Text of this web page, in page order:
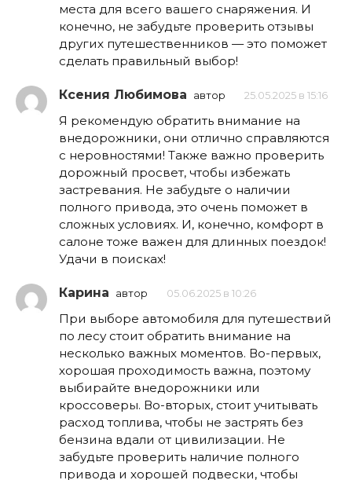
места для всего вашего снаряжения. И
конечно, не забудьте проверить отзывы
других путешественников — это поможет
сделать правильный выбор!
Ксения Любимова автор 25.05.2025 в 15:16
Я рекомендую обратить внимание на
внедорожники, они отлично справляются
с неровностями! Также важно проверить
дорожный просвет, чтобы избежать
застревания. Не забудьте о наличии
полного привода, это очень поможет в
сложных условиях. И, конечно, комфорт в
салоне тоже важен для длинных поездок!
Удачи в поисках!
Карина автор 05.06.2025 в 10:26
При выборе автомобиля для путешествий
по лесу стоит обратить внимание на
несколько важных моментов. Во-первых,
хорошая проходимость важна, поэтому
выбирайте внедорожники или
кроссоверы. Во-вторых, стоит учитывать
расход топлива, чтобы не застрять без
бензина вдали от цивилизации. Не
забудьте проверить наличие полного
привода и хорошей подвески, чтобы